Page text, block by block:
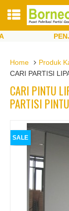
Home
Produk
CARI PARTISI
CARI PINTU
PARTISI
SALE